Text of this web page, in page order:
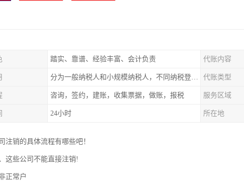
踏实、靠谱、经验丰富、会计负责 代账内容
分为一般纳税人和小规模纳税人，不同纳税登记费用不同 代账类型
咨询，签约，建账，收集票据，做账，报税 服务区域
24小时 所在地
注销的具体流程有哪些吧！
这些公司不能直接注销!
正常户